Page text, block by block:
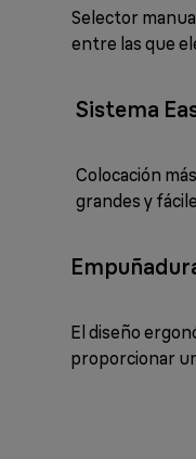
Selector
entre las que
Sistema
Colocación
grandes y
El diseño
proporcionar